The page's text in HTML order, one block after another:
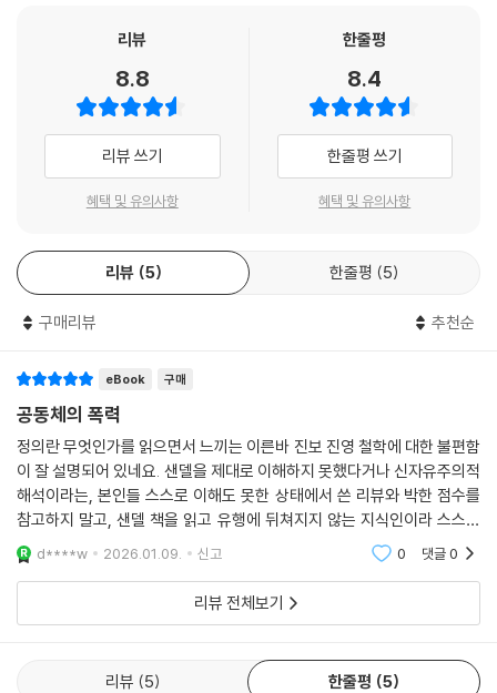
논문이라면 독창성이 중요한 요소이므로 새로운 주장을 전개하는 것이 마
땅하다. 그런데 적어도 주장의 전제가 오독에 기초해서는 안 된다. --- p.1
결국 사람들이 서로 독립된 주체라는 점을 부인하고, “우리”라는 형이상
학적 괴물이 존재하며 개인은“우리”에 참여하는 부분적 존재일 뿐이라고
생각하기만 하면 모든 문제가 해결된다는 말이다. 믿을 수 없을 정도로 신
자유주의자는 지배를 거부함으로써 좋은 삶의 필수적 여건을 확보하려 한
다. 반면에 공동체주의자는 국가가 결정한 좋은 삶이 개인의 판단권을 찬
--- 본문 중에서
무엇인가』의 구성을 따라가면서, 샌델이 엉터리로 비판하고 왜곡한 자유
주의 정치철학을 복원하고, 그 핵심 가치인 “개인의 자기 결정권”을 옹호
한다. 또한 현대 정치철학에서 자유주의와 경쟁하는 주요 사상 조류인 공
리주의와 자유지상주의에 대한 샌델의 곡해를 걷어내고, 정치철학의 거장
들이 제기한 아이디어들의 진정한 가치를 재음미하고 비판적으로 검토한
자유롭고 독립적인 시민의 정치적 지위를 허물어뜨릴 위험성을 내포하고
있다고 진지하게 경고한다.
더불어 독자들은 이 책을 통해 자유와 평등의 딜레마, 재산 소유권의 한계,
도, 의무 투표 제도, 재능 공유제 등 다양하고 풍부한 정치철학의 문제들을
풀어가는 지적 즐거움을 누릴 수 있을 것이다.
샌델이 철학하는 방법에 문제가 있다
질문 “허리케인 피해 지역의 상인들이 물건값을 올려 받는 게 왜 문제지?”
답변 “어려움에 처한 사람들을 상대로 폭리을 취하는 건 지나친 탐욕이
야!”
질문 “상품권을 선물로 주는 게 왜 잘못된 거야?”
가 사라지게 돼!”
리뷰
8.8
리뷰 쓰기
혜택 및 유의사항
한줄평
8.4
한줄평 쓰기
혜택 및 유의사항
리뷰 5 한줄평 5
구매리뷰 추천순
eBook 구매
공동체의 폭력
정의란 무엇인가를 읽으면서 느끼는 이른바 진보 진영 철학에 대한 불편함
이 잘 설명되어 있네요. 샌델을 제대로 이해하지 못했다거나 신자유주의적
해석이라는, 본인들 스스로 이해도 못한 상태에서 쓴 리뷰와 박한 점수를
참고하지 말고, 샌델 책을 읽고 유행에 뒤쳐지지 않는 지식인이라 스스로
를 포장하고 자위해 온 분들이라면 한번 읽어볼 필요가 있는 책이라 생각
합니다. 물론 열
d****w 2026.01.09. 신고 0 댓글0
리뷰 전체보기
리뷰 5 한줄평 5